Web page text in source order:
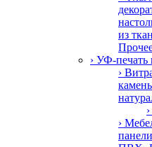
из
› УФ-печать
›
›
панели